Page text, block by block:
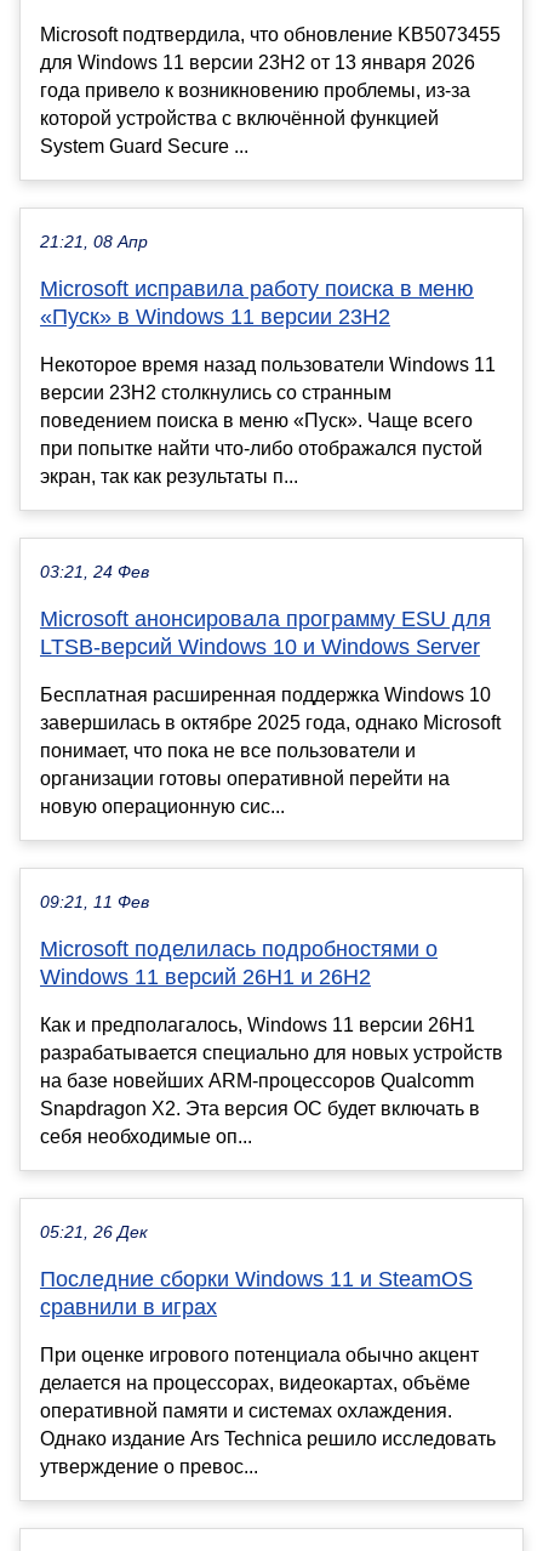
Microsoft подтвердила, что обновление KB5073455
для Windows 11 версии 23H2 от 13 января 2026
года привело к возникновению проблемы, из-за
которой устройства с включённой функцией
System Guard Secure ...
21:21, 08 Апр
Microsoft исправила работу поиска в меню
«Пуск» в Windows 11 версии 23H2
Некоторое время назад пользователи Windows 11
версии 23H2 столкнулись со странным
поведением поиска в меню «Пуск». Чаще всего
при попытке найти что-либо отображался пустой
экран, так как результаты п...
03:21, 24 Фев
Microsoft анонсировала программу ESU для
LTSB-версий Windows 10 и Windows Server
Бесплатная расширенная поддержка Windows 10
завершилась в октябре 2025 года, однако Microsoft
понимает, что пока не все пользователи и
организации готовы оперативной перейти на
новую операционную сис...
09:21, 11 Фев
Microsoft поделилась подробностями о
Windows 11 версий 26H1 и 26H2
Как и предполагалось, Windows 11 версии 26H1
разрабатывается специально для новых устройств
на базе новейших ARM-процессоров Qualcomm
Snapdragon X2. Эта версия ОС будет включать в
себя необходимые оп...
05:21, 26 Дек
Последние сборки Windows 11 и SteamOS
сравнили в играх
При оценке игрового потенциала обычно акцент
делается на процессорах, видеокартах, объёме
оперативной памяти и системах охлаждения.
Однако издание Ars Technica решило исследовать
утверждение о превос...